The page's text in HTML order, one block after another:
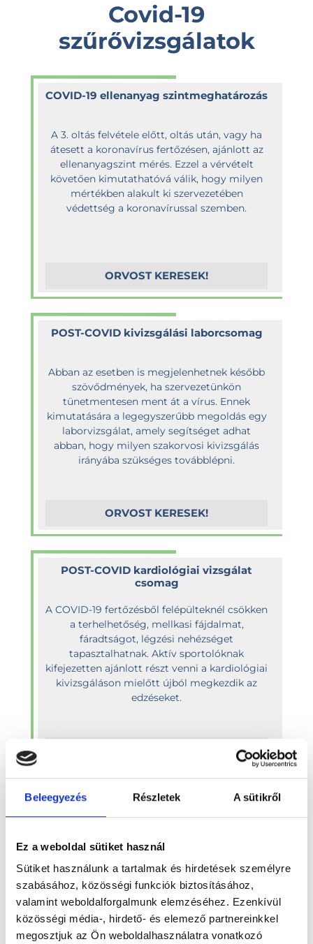
Beleegyezés Részletek A sütikről
Ez a weboldal sütiket használ
Sütiket használunk a tartalmak és hirdetések személyre
szabásához, közösségi funkciók biztosításához,
valamint weboldalforgalmunk elemzéséhez. Ezenkívül
közösségi média-, hirdető- és elemező partnereinkkel
megosztjuk az Ön weboldalhasználatra vonatkozó
Covid-19
szűrővizsgálatok
COVID-19 ellenanyag szintmeghatározás
A 3. oltás felvétele előtt, oltás után, vagy ha
átesett a koronavírus fertőzésen, ajánlott az
ellenanyagszint mérés. Ezzel a vérvételt
követően kimutathatóvá válik, hogy milyen
mértékben alakult ki szervezetében
védettség a koronavírussal szemben.
ORVOST KERESEK!
POST-COVID kivizsgálási laborcsomag
Abban az esetben is megjelenhetnek később
szövődmények, ha szervezetünkön
tünetmentesen ment át a vírus. Ennek
kimutatására a legegyszerűbb megoldás egy
laborvizsgálat, amely segítséget adhat
abban, hogy milyen szakorvosi kivizsgálás
irányába szükséges továbblépni.
ORVOST KERESEK!
POST-COVID kardiológiai vizsgálat
csomag
A COVID-19 fertőzésből felépülteknél csökken
a terhelhetőség, mellkasi fájdalmat,
fáradtságot, légzési nehézséget
tapasztalhatnak. Aktív sportolóknak
kifejezetten ajánlott részt venni a kardiológiai
kivizsgáláson mielőtt újból megkezdik az
edzéseket.
POST-COVID Basic Menedzserszűrés
Ha a lezajlott betegség után olyan
elváltozásokat tapasztal magán, amelyek
korábban nem álltak fenn, érdemes a szűrést
elvégeztetni. Az alábbi vizsgálatokat
tartalmazza: Alap laborcsomag, Szív-
érrendszeri vizsgálatok, Pulmonológiai
vizsgálatok, Belgyógyászati vizsgálatok,